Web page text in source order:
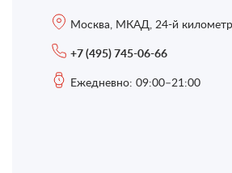
Москва, МКАД, 24-й
+7 (495) 745-06-66
Ежедневно: 09:00–21:00